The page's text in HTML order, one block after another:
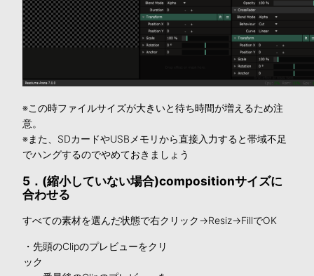
※この時ファイルサイズが大きいと待ち時間が増えるため注
意。
※また、SDカードやUSBメモリから直接入力すると帯域不足
でハングするのでやめておきましょう
5．(縮小していない場合)compositionサイズに
合わせる
すべての素材を選んだ状態で右クリック→Resiz→FillでOK
・先頭のClipのプレビューをクリ
ック